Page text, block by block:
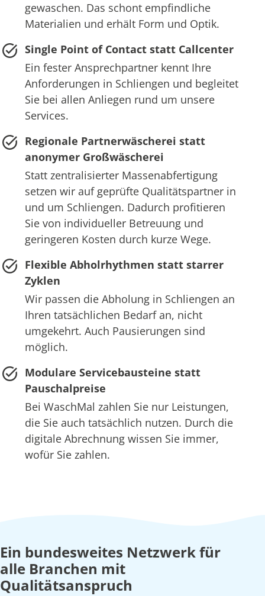
gewaschen. Das schont empfindliche
Materialien und erhält Form und Optik.
Single Point of Contact statt Callcenter
Ein fester Ansprechpartner kennt Ihre
Anforderungen in Schliengen und begleitet
Sie bei allen Anliegen rund um unsere
Services.
Regionale Partnerwäscherei statt
anonymer Großwäscherei
Statt zentralisierter Massenabfertigung
setzen wir auf geprüfte Qualitätspartner in
und um Schliengen. Dadurch profitieren
Sie von individueller Betreuung und
geringeren Kosten durch kurze Wege.
Flexible Abholrhythmen statt starrer
Zyklen
Wir passen die Abholung in Schliengen an
Ihren tatsächlichen Bedarf an, nicht
umgekehrt. Auch Pausierungen sind
möglich.
Modulare Servicebausteine statt
Pauschalpreise
Bei WaschMal zahlen Sie nur Leistungen,
die Sie auch tatsächlich nutzen. Durch die
digitale Abrechnung wissen Sie immer,
wofür Sie zahlen.
Ein bundesweites Netzwerk für
alle Branchen mit
Qualitätsanspruch